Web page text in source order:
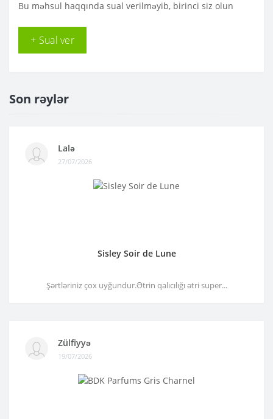
Bu məhsul haqqında sual verilməyib, birinci siz olun
+ Sual ver
Son rəylər
Lalə
27/07/2026
Sisley Soir de Lune
Şərtləriniz çox uyğundur.Ətrin qalıcılığı ətri super...
Zülfiyyə
19/07/2026